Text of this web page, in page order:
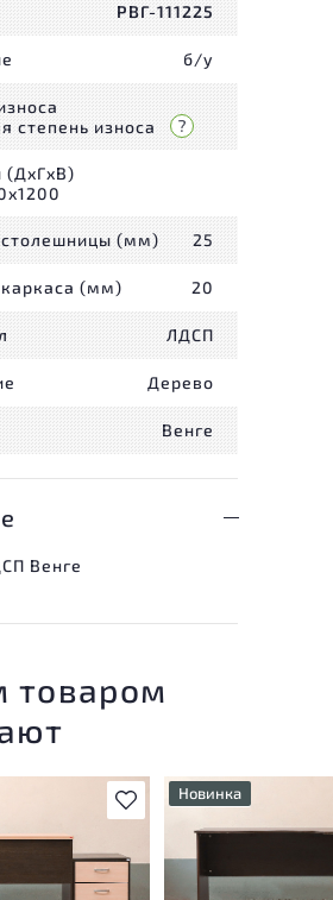
РВГ-111225
б/у
степень износа
(ДxГxВ)
(мм) 25
(мм) 20
ЛДСП
Дерево
Венге
Венге
товаром
В избранное
следы
не влияющие
Новинка
У товара
незначительные
эксплуатации, не
на удобство его
использования